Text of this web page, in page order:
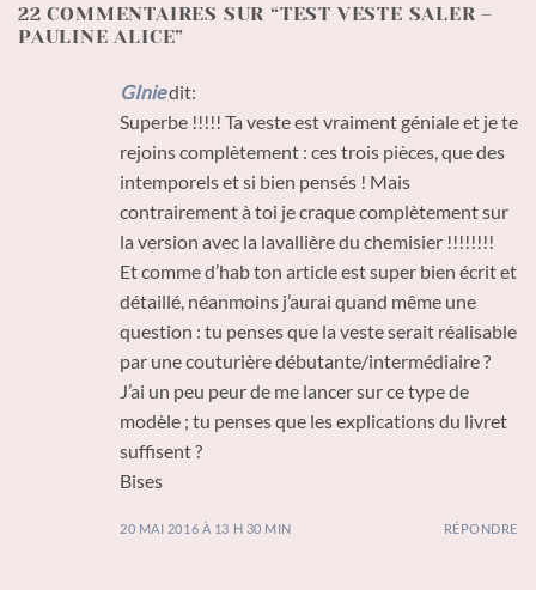
22 COMMENTAIRES SUR “TEST VESTE SALER –
PAULINE ALICE”
GIniedit:
Superbe !!!!! Ta veste est vraiment géniale et je te
rejoins complètement : ces trois pièces, que des
intemporels et si bien pensés ! Mais
contrairement à toi je craque complètement sur
la version avec la lavallière du chemisier !!!!!!!!
Et comme d’hab ton article est super bien écrit et
détaillé, néanmoins j’aurai quand même une
question : tu penses que la veste serait réalisable
par une couturière débutante/intermédiaire ?
J’ai un peu peur de me lancer sur ce type de
modèle ; tu penses que les explications du livret
suffisent ?
Bises
20 MAI 2016 À 13 H 30 MIN RÉPONDRE